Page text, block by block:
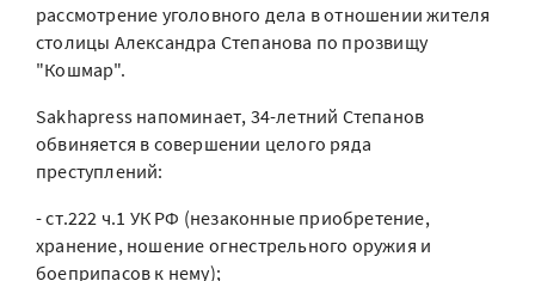
рассмотрение уголовного дела в отношении жителя
столицы Александра Степанова по прозвищу
"Кошмар".
Sakhapress напоминает, 34-летний Степанов
обвиняется в совершении целого ряда
преступлений:
- ст.222 ч.1 УК РФ (незаконные приобретение,
хранение, ношение огнестрельного оружия и
боеприпасов к нему);